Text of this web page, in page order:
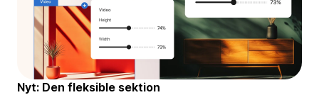
Nyt: Den fleksible sektion